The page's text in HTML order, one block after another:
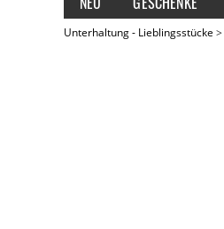
Unterhaltung - Lieblingsstücke